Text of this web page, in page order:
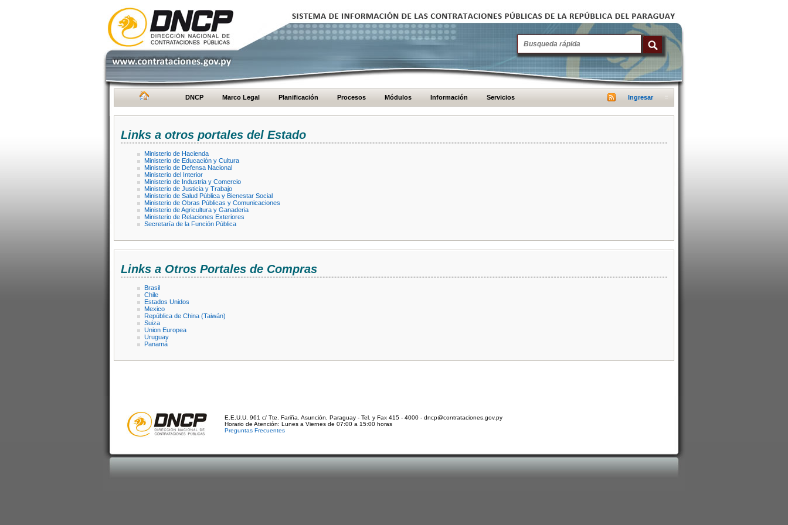
DNCP Marco Legal Planificación Procesos Módulos Información Servicios Ingresar
Links a otros portales del Estado
Ministerio de Hacienda
Ministerio de Educación y Cultura
Ministerio de Defensa Nacional
Ministerio del Interior
Ministerio de Industria y Comercio
Ministerio de Justicia y Trabajo
Ministerio de Salud Pública y Bienestar Social
Ministerio de Obras Públicas y Comunicaciones
Ministerio de Agricultura y Ganaderia
Ministerio de Relaciones Exteriores
Secretaría de la Función Pública
Links a Otros Portales de Compras
Brasil
Chile
Estados Unidos
Mexico
República de China (Taiwán)
Suiza
Union Europea
Uruguay
Panamá
E.E.U.U. 961 c/ Tte. Fariña. Asunción, Paraguay - Tel. y Fax 415 - 4000 - dncp@contrataciones.gov.py
Horario de Atención: Lunes a Viernes de 07:00 a 15:00 horas
Preguntas Frecuentes